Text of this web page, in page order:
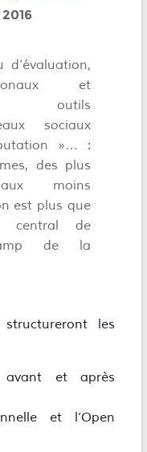
et
outils
sociaux
»… :
des plus
aux moins
est plus que
central de
de la
les
avant et après
et l’Open